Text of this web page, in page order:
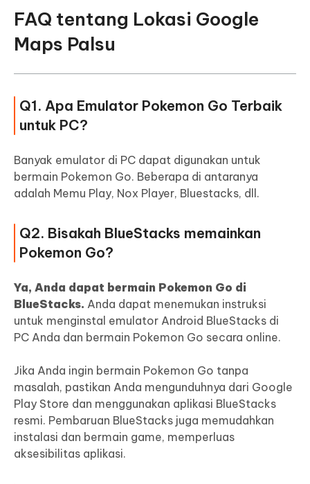
FAQ tentang Lokasi Google
Maps Palsu
Q1. Apa Emulator Pokemon Go Terbaik
untuk PC?
Banyak emulator di PC dapat digunakan untuk
bermain Pokemon Go. Beberapa di antaranya
adalah Memu Play, Nox Player, Bluestacks, dll.
Q2. Bisakah BlueStacks memainkan
Pokemon Go?
Ya, Anda dapat bermain Pokemon Go di
BlueStacks. Anda dapat menemukan instruksi
untuk menginstal emulator Android BlueStacks di
PC Anda dan bermain Pokemon Go secara online.
Jika Anda ingin bermain Pokemon Go tanpa
masalah, pastikan Anda mengunduhnya dari Google
Play Store dan menggunakan aplikasi BlueStacks
resmi. Pembaruan BlueStacks juga memudahkan
instalasi dan bermain game, memperluas
aksesibilitas aplikasi.